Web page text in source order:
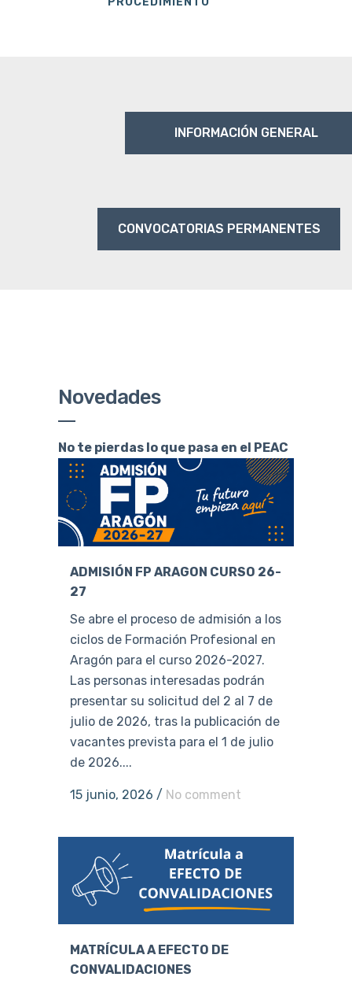
INFORMACIÓN GENERAL
CONVOCATORIAS PERMANENTES
Novedades
No te pierdas lo que pasa en el PEAC
ADMISIÓN FP ARAGON CURSO 26-
27
Se abre el proceso de admisión a los
ciclos de Formación Profesional en
Aragón para el curso 2026-2027.
Las personas interesadas podrán
presentar su solicitud del 2 al 7 de
julio de 2026, tras la publicación de
vacantes prevista para el 1 de julio
de 2026....
15 junio, 2026 / No comment
MATRÍCULA A EFECTO DE
CONVALIDACIONES